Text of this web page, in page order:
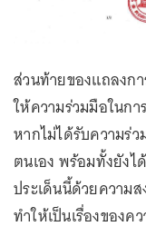
ส่วนท้ายของแถลงก
ให้ความร่วมมือในก
หากไม่ได้รับความร่
ตนเอง พร้อมทั้งยัง
ประเด็นนี้ด้วยความ
ทำให้เป็นเรื่องของ